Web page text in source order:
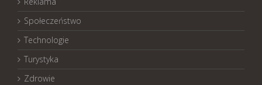
Społeczeństwo
Technologie
Turystyka
Zdrowie